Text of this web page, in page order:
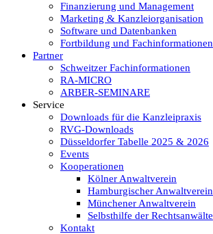
Finanzierung und Management
Marketing & Kanzleiorganisation
Software und Datenbanken
Fortbildung und Fachinformationen
Partner
Schweitzer Fachinformationen
RA-MICRO
ARBER-SEMINARE
Service
Downloads für die Kanzleipraxis
RVG-Downloads
Düsseldorfer Tabelle 2025 & 2026
Events
Kooperationen
Kölner Anwaltverein
Hamburgischer Anwaltverein
Münchener Anwaltverein
Selbsthilfe der Rechtsanwälte
Kontakt